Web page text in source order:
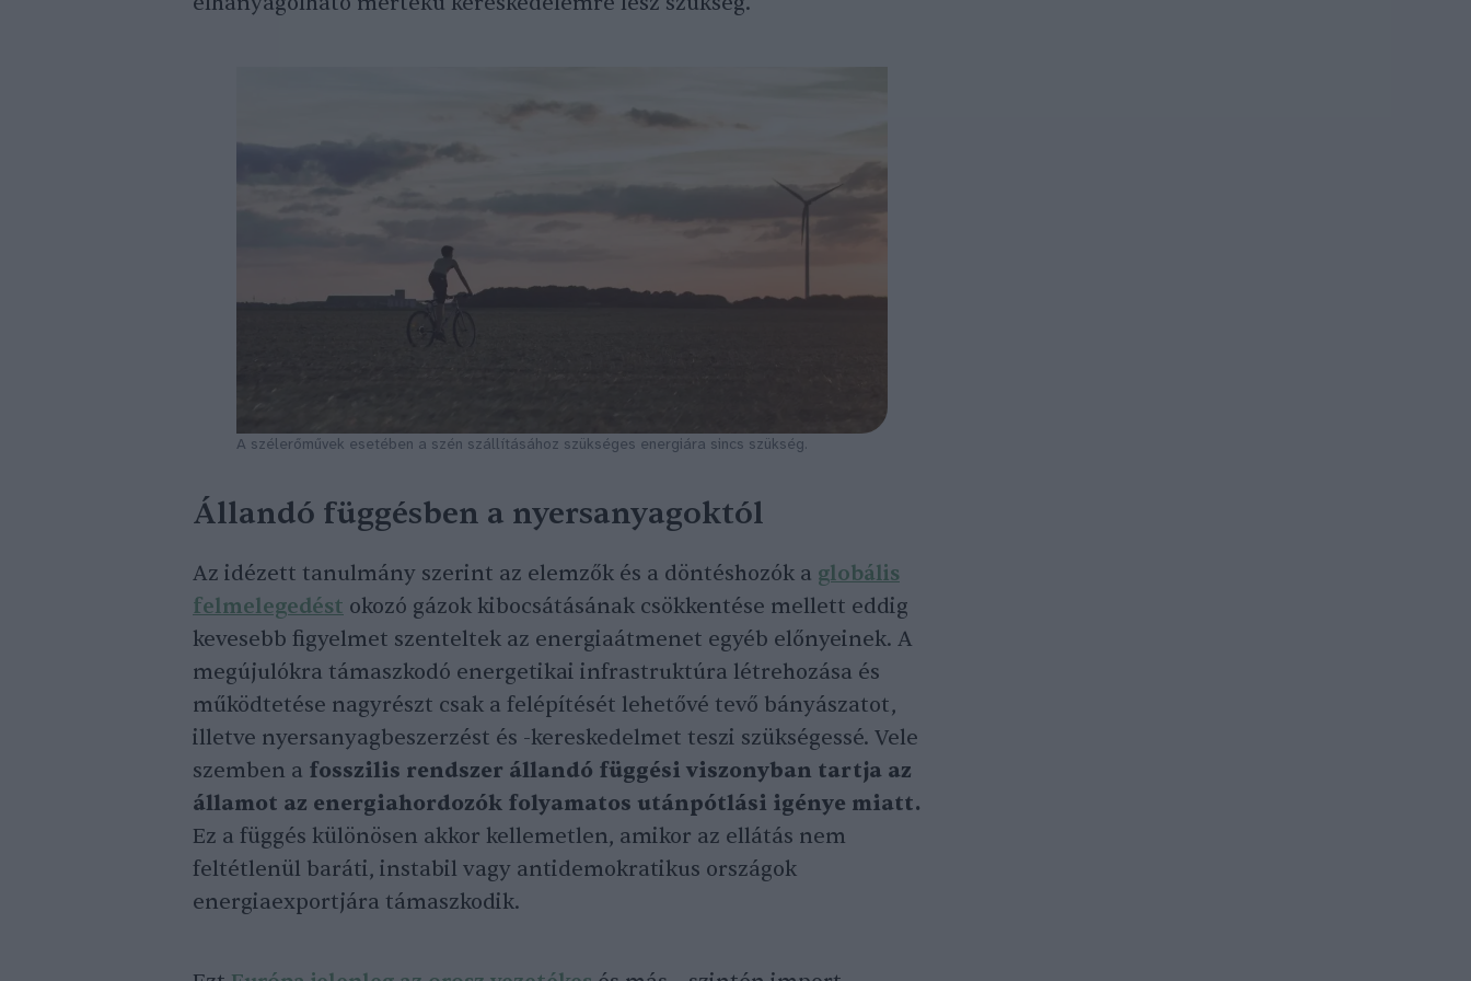
A szélerőművek esetében a szén szállításához szükséges energiára sincs szükség.
Állandó függésben a nyersanyagoktól
Az idézett tanulmány szerint az elemzők és a döntéshozók a globális
felmelegedést okozó gázok kibocsátásának csökkentése mellett eddig
kevesebb figyelmet szenteltek az energiaátmenet egyéb előnyeinek. A
megújulókra támaszkodó energetikai infrastruktúra létrehozása és
működtetése nagyrészt csak a felépítését lehetővé tevő bányászatot,
illetve nyersanyagbeszerzést és -kereskedelmet teszi szükségessé. Vele
szemben a fosszilis rendszer állandó függési viszonyban tartja az
államot az energiahordozók folyamatos utánpótlási igénye miatt.
Ez a függés különösen akkor kellemetlen, amikor az ellátás nem
feltétlenül baráti, instabil vagy antidemokratikus országok
energiaexportjára támaszkodik.